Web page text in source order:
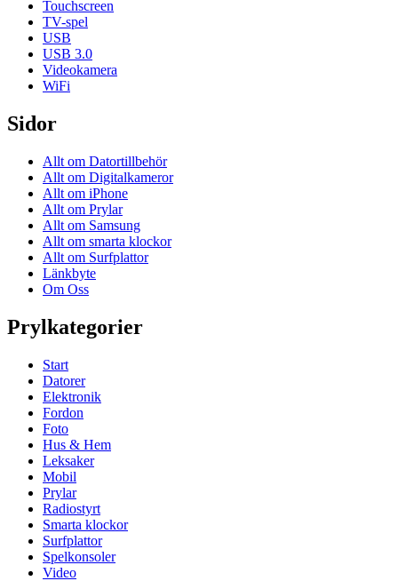
Touchscreen
TV-spel
USB
USB 3.0
Videokamera
WiFi
Sidor
Allt om Datortillbehör
Allt om Digitalkameror
Allt om iPhone
Allt om Prylar
Allt om Samsung
Allt om smarta klockor
Allt om Surfplattor
Länkbyte
Om Oss
Prylkategorier
Start
Datorer
Elektronik
Fordon
Foto
Hus & Hem
Leksaker
Mobil
Prylar
Radiostyrt
Smarta klockor
Surfplattor
Spelkonsoler
Video